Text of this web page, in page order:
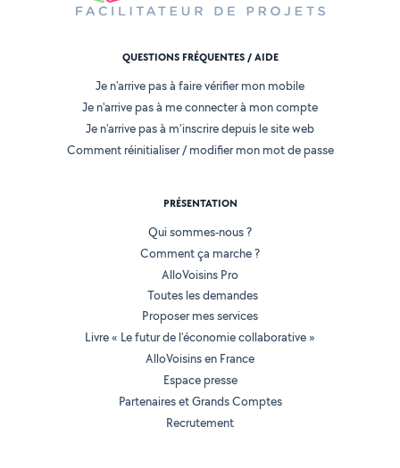
QUESTIONS FRÉQUENTES / AIDE
Je n'arrive pas à faire vérifier mon mobile
Je n'arrive pas à me connecter à mon compte
Je n'arrive pas à m'inscrire depuis le site web
Comment réinitialiser / modifier mon mot de passe
PRÉSENTATION
Qui sommes-nous ?
Comment ça marche ?
AlloVoisins Pro
Toutes les demandes
Proposer mes services
Livre « Le futur de l'économie collaborative »
AlloVoisins en France
Espace presse
Partenaires et Grands Comptes
Recrutement